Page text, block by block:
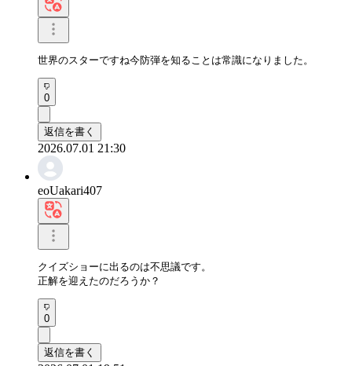
世界のスターですね今防弾を知ることは常識になりました。
0
返信を書く
2026.07.01 21:30
eoUakari407
クイズショーに出るのは不思議です。
正解を迎えたのだろうか？
0
返信を書く